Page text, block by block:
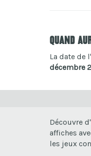
Quand
La date de l'
décembre
Découvre
affiches
les jeux